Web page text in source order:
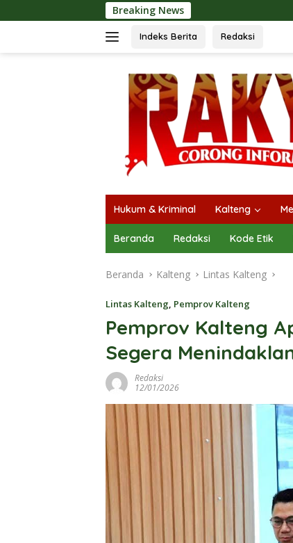
ke
Breaking News Tingkatkan
Indeks Berita Redaksi
Hukum & Kriminal Kalteng
Beranda Redaksi Kode Etik
Beranda Kalteng Lintas Kalteng
Lintas Kalteng, Pemprov Kalteng
Pemprov Kalteng
Segera
Redaksi
12/01/2026